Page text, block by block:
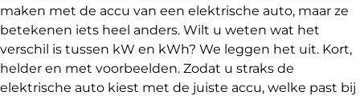
maken met de accu van een elektrische auto, maar ze
betekenen iets heel anders. Wilt u weten wat het
verschil is tussen kW en kWh? We leggen het uit. Kort,
helder en met voorbeelden. Zodat u straks de
elektrische auto kiest met de juiste accu, welke past bij